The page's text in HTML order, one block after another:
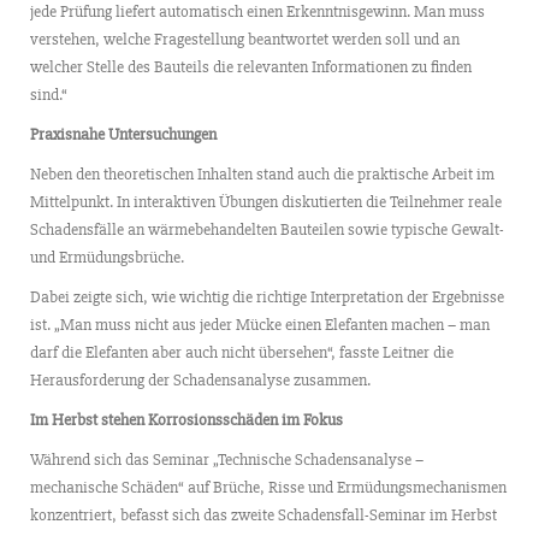
jede Prüfung liefert automatisch einen Erkenntnisgewinn. Man muss
verstehen, welche Fragestellung beantwortet werden soll und an
welcher Stelle des Bauteils die relevanten Informationen zu finden
sind.“
Praxisnahe Untersuchungen
Neben den theoretischen Inhalten stand auch die praktische Arbeit im
Mittelpunkt. In interaktiven Übungen diskutierten die Teilnehmer reale
Schadensfälle an wärmebehandelten Bauteilen sowie typische Gewalt-
und Ermüdungsbrüche.
Dabei zeigte sich, wie wichtig die richtige Interpretation der Ergebnisse
ist. „Man muss nicht aus jeder Mücke einen Elefanten machen – man
darf die Elefanten aber auch nicht übersehen“, fasste Leitner die
Herausforderung der Schadensanalyse zusammen.
Im Herbst stehen Korrosionsschäden im Fokus
Während sich das Seminar „Technische Schadensanalyse –
mechanische Schäden“ auf Brüche, Risse und Ermüdungsmechanismen
konzentriert, befasst sich das zweite Schadensfall-Seminar im Herbst